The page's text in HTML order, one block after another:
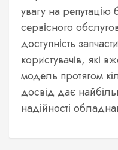
увагу на репутацію
сервісного
доступність
користувачів, які
модель протягом
досвід дає
надійності